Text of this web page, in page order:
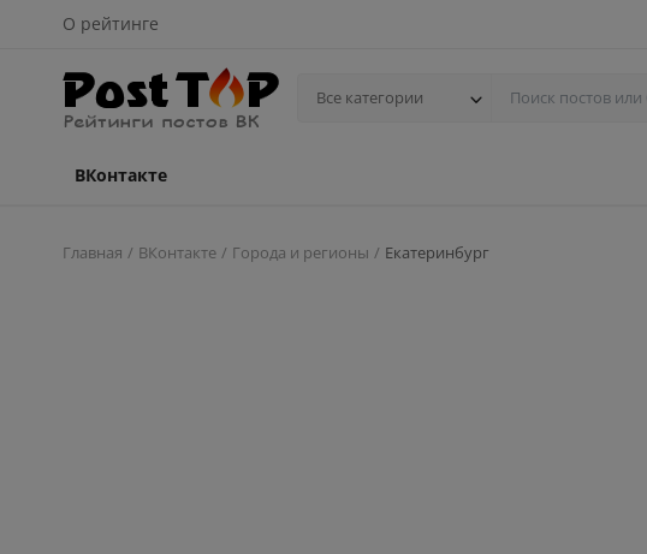
О рейтинге
Все категории
ВКонтакте
Главная ВКонтакте Города и регионы Екатеринбург